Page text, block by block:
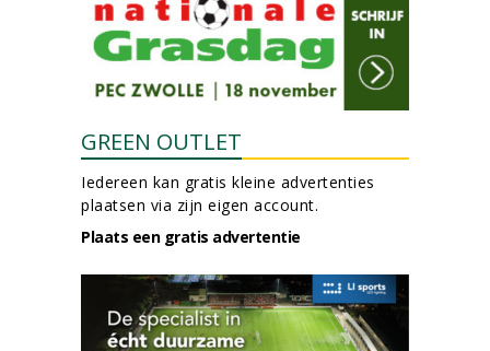
GREEN OUTLET
Iedereen kan gratis kleine advertenties
plaatsen via zijn eigen account.
Plaats een gratis advertentie